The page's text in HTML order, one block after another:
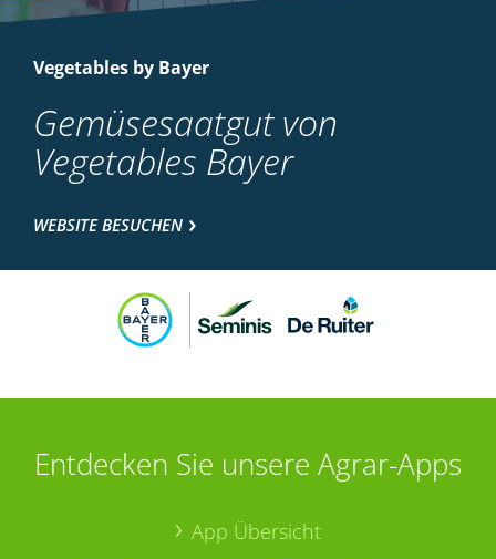
Vegetables by Bayer
Gemüsesaatgut von
Vegetables Bayer
WEBSITE BESUCHEN
Entdecken Sie unsere Agrar-Apps
App Übersicht